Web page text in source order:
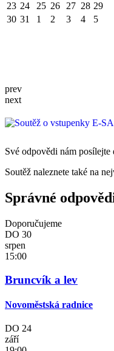
23 24 25 26 27 28 29
30 31 1 2 3 4 5
prev
next
Své odpovědi nám
Soutěž naleznete také na
Správné
Doporučujeme
DO 30
srpen
15:00
Bruncvík a lev
Novoměstská radnice
DO 24
září